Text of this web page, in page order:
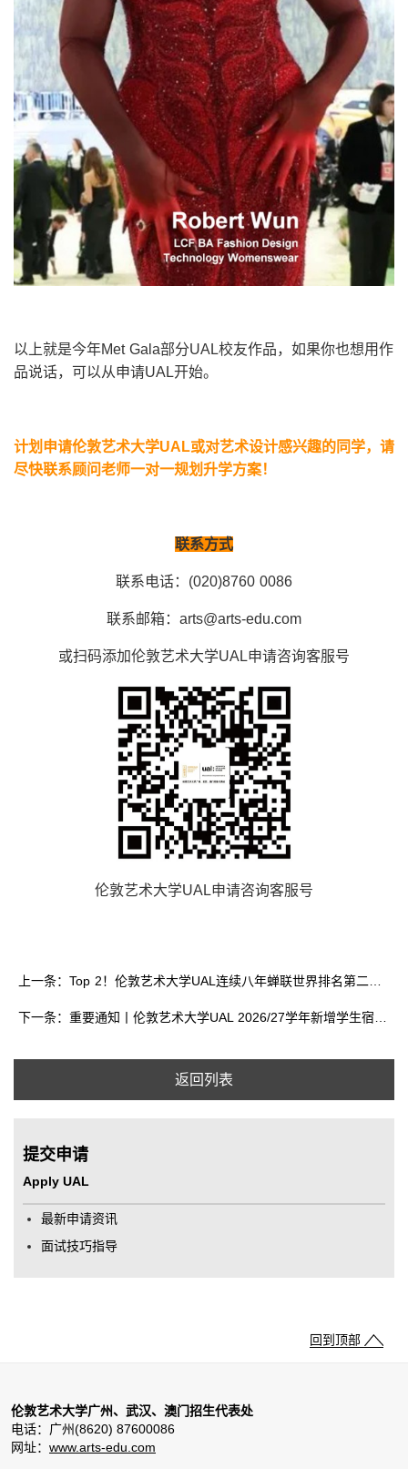
以上就是今年Met Gala部分UAL校友作品，如果你也想用作
品说话，可以从申请UAL开始。
计划申请伦敦艺术大学UAL或对艺术设计感兴趣的同学，请
尽快联系顾问老师一对一规划升学方案！
联系方式
联系电话：(020)8760 0086
联系邮箱：arts@arts-edu.com
或扫码添加伦敦艺术大学UAL申请咨询客服号
伦敦艺术大学UAL申请咨询客服号
返回列表
提交申请
Apply UAL
最新申请资讯
面试技巧指导
回到顶部
伦敦艺术大学广州、武汉、澳门招生代表处
电话：广州(8620) 87600086
网址： www.arts-edu.com